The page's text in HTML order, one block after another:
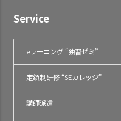
Service
eラーニング “独習ゼミ”
定額制研修 “SEカレッジ”
講師派遣